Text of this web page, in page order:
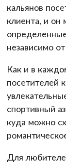
кальянов
клиента, и он
независимо
Как и в
посетителей
спортивный
куда можно
Для